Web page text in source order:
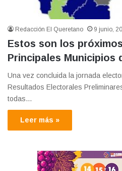
Redacción El Queretano 9 junio,
Estos son los
Principales Municipios
Una vez concluida la jornada
Resultados Electorales
todas…
Leer más »